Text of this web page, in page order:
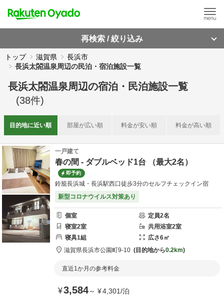
再検索 / 絞り込み
トップ 滋賀県
長浜市
長浜太閤温泉周辺の民泊・宿泊施設一覧
長浜太閤温泉周辺の宿泊・民泊施設一覧
(38件)
目的地に近い順 部屋が広い順 料金が安い順 料金が高い順
一戸建て
春の間 - ダブルベッド1台 （最大2名）
即予約
鈴籠長浜城・長浜駅西口徒歩3分のセルフチェックイン宿
新型コロナウイルス対策あり
個室 定員2名
寝室2室 共用浴室2室
寝具1組 広さ6㎡
滋賀県長浜市公園町9-10 目的地から0.2km
直近1か月の参考料金
¥3,584～ ¥4,301/泊